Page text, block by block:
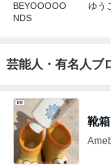
BEYOOOOO
NDS
ゆう
芸能人・有名人ブ
靴